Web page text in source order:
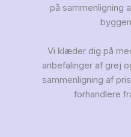
på sammenligning
Vi klæder dig på
anbefalinger af grej
sammenligning af
forhandlere